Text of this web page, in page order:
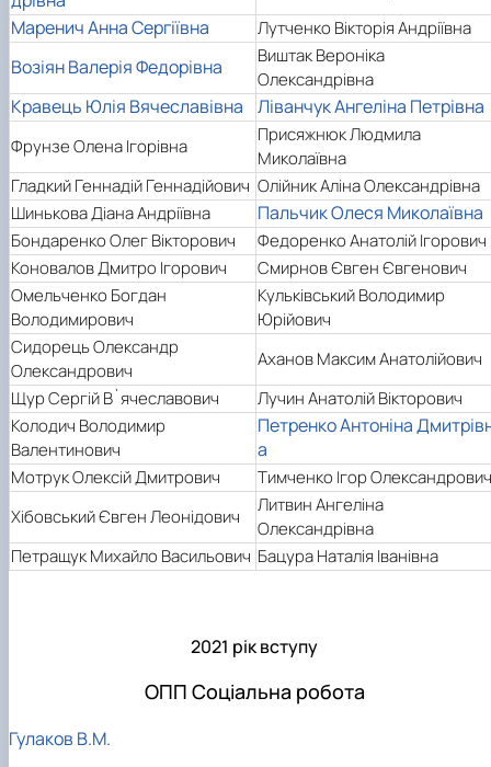
Маренич Анна Сергіївна Лутченко Вікторія Андріївна
Возіян Валерія Федорівна
Виштак Вероніка
Олександрівна
Кравець Юлія Вячеславівна Ліванчук Ангеліна Петрівна
Фрунзе Олена Ігорівна
Присяжнюк Людмила
Миколаївна
Гладкий Геннадій Геннадійович Олійник Аліна Олександрівна
Шинькова Діана Андріївна
Пальчик Олеся Миколаївна
Бондаренко Олег Вікторович
Федоренко Анатолій Ігорович
Коновалов Дмитро Ігорович
Смирнов Євген Євгенович
Омельченко Богдан
Володимирович
Кульківський Володимир
Юрійович
Сидорець Олександр
Олександрович
Аханов Максим Анатолійович
Щур Сергій В`ячеславович
Лучин Анатолій Вікторович
Колодич Володимир
Валентинович
Петренко Антоніна
а
Мотрук Олексій Дмитрович
Тимченко Ігор Олександрович
Хібовський Євген Леонідович
Литвин Ангеліна
Олександрівна
Петращук Михайло Васильович Бацура Наталія Іванівна
2021 рік вступу
ОПП Соціальна робота
Гулаков В.М.